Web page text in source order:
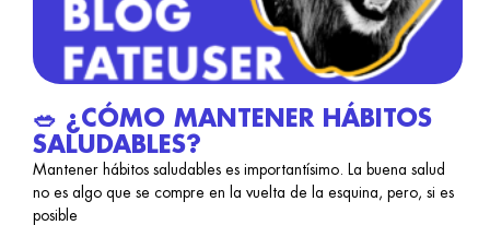
🥗 ¿CÓMO MANTENER HÁBITOS
SALUDABLES?
Mantener hábitos saludables es importantísimo. La buena salud
no es algo que se compre en la vuelta de la esquina, pero, si es
posible